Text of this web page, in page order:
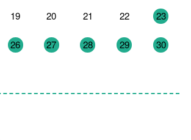
19 20 21 22 23
26 27 28 29 30